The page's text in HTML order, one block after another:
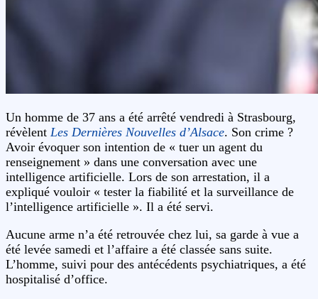
Un homme de 37 ans a été arrêté vendredi à Strasbourg,
révèlent Les Dernières Nouvelles d’Alsace. Son crime ?
Avoir évoquer son intention de « tuer un agent du
renseignement » dans une conversation avec une
intelligence artificielle. Lors de son arrestation, il a
expliqué vouloir « tester la fiabilité et la surveillance de
l’intelligence artificielle ». Il a été servi.
Aucune arme n’a été retrouvée chez lui, sa garde à vue a
été levée samedi et l’affaire a été classée sans suite.
L’homme, suivi pour des antécédents psychiatriques, a été
hospitalisé d’office.